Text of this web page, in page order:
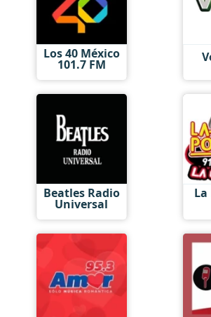
Los 40 México
101.7 FM
Beatles Radio
Universal
La